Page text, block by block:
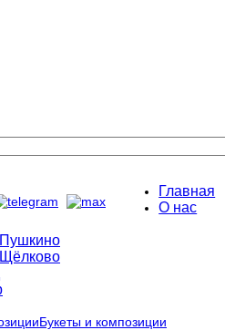
Главная
О нас
Пушкино
Щёлково
Букеты и композиции